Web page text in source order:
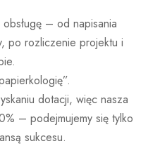
– od napisania
po rozliczenie projektu i
dotacji, więc nasza
– podejmujemy się tylko
sukcesu.